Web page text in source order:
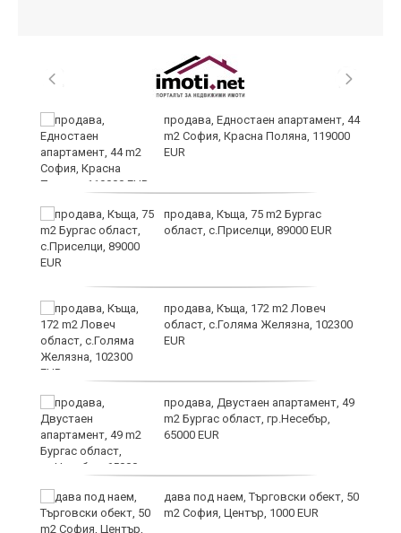
продава, Едностаен апартамент, 44
m2 София, Красна Поляна, 119000
EUR
продава, Къща, 75 m2 Бургас
област, с.Приселци, 89000 EUR
продава, Къща, 172 m2 Ловеч
област, с.Голяма Желязна, 102300
EUR
продава, Двустаен апартамент, 49
m2 Бургас област, гр.Несебър,
65000 EUR
дава под наем, Търговски обект, 50
m2 София, Център, 1000 EUR